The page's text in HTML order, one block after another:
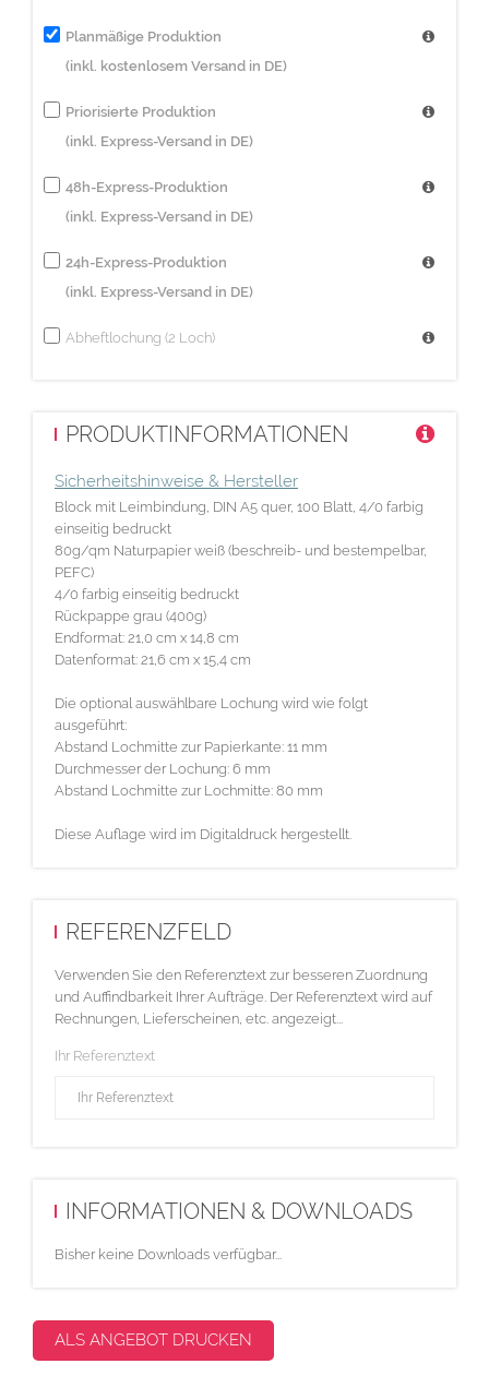
Planmäßige Produktion
(inkl. kostenlosem Versand in DE)
Priorisierte Produktion
(inkl. Express-Versand in DE)
48h-Express-Produktion
(inkl. Express-Versand in DE)
24h-Express-Produktion
(inkl. Express-Versand in DE)
Abheftlochung (2 Loch)
PRODUKTINFORMATIONEN
Sicherheitshinweise & Hersteller
Block mit Leimbindung, DIN A5 quer, 100 Blatt, 4/0 farbig
einseitig bedruckt
80g/qm Naturpapier weiß (beschreib- und bestempelbar,
PEFC)
4/0 farbig einseitig bedruckt
Rückpappe grau (400g)
Endformat: 21,0 cm x 14,8 cm
Datenformat: 21,6 cm x 15,4 cm
Die optional auswählbare Lochung wird wie folgt
ausgeführt:
Abstand Lochmitte zur Papierkante: 11 mm
Durchmesser der Lochung: 6 mm
Abstand Lochmitte zur Lochmitte: 80 mm
Diese Auflage wird im Digitaldruck hergestellt.
REFERENZFELD
Verwenden Sie den Referenztext zur besseren Zuordnung
und Auffindbarkeit Ihrer Aufträge. Der Referenztext wird auf
Rechnungen, Lieferscheinen, etc. angezeigt...
Ihr Referenztext
INFORMATIONEN & DOWNLOADS
Bisher keine Downloads verfügbar...
ALS ANGEBOT DRUCKEN